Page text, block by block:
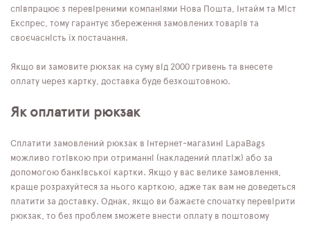
співпрацює з перевіреними компаніями Нова Пошта, Інтайм та Міст
Експрес, тому гарантує збереження замовлених товарів та
своєчасність їх постачання.
Якщо ви замовите рюкзак на суму від 2000 гривень та внесете
оплату через картку, доставка буде безкоштовною.
Як оплатити рюкзак
Сплатити замовлений рюкзак в інтернет-магазині LapaBags
можливо готівкою при отриманні (накладений платіж) або за
допомогою банківської картки. Якщо у вас велике замовлення,
краще розрахуйтеся за нього карткою, адже так вам не доведеться
платити за доставку. Однак, якщо ви бажаєте спочатку перевірити
рюкзак, то без проблем зможете внести оплату в поштовому